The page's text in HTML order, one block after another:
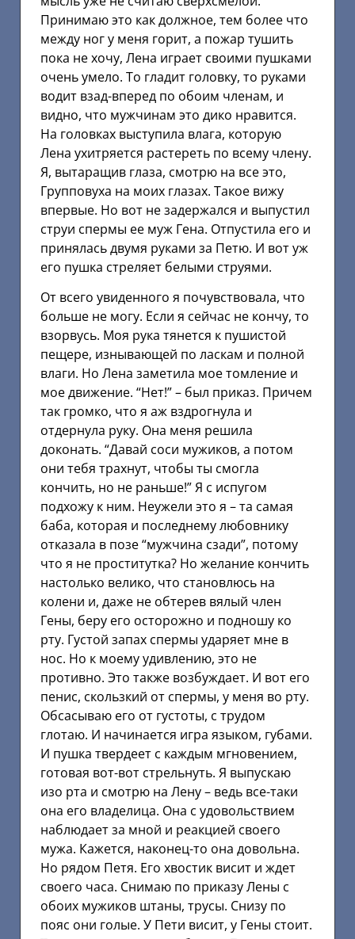
Принимаю это как должное, тем более что
между ног у меня горит, а пожар тушить
пока не хочу, Лена играет своими пушками
очень умело. То гладит головку, то руками
водит взад-вперед по обоим членам, и
видно, что мужчинам это дико нравится.
На головках выступила влага, которую
Лена ухитряется растереть по всему члену.
Я, вытаращив глаза, смотрю на все это,
Групповуха на моих глазах. Такое вижу
впервые. Но вот не задержался и выпустил
струи спермы ее муж Гена. Отпустила его и
принялась двумя руками за Петю. И вот уж
его пушка стреляет белыми струями.
От всего увиденного я почувствовала, что
больше не могу. Если я сейчас не кончу, то
взорвусь. Моя рука тянется к пушистой
пещере, изнывающей по ласкам и полной
влаги. Но Лена заметила мое томление и
мое движение. “Нет!” – был приказ. Причем
так громко, что я аж вздрогнула и
отдернула руку. Она меня решила
доконать. “Давай соси мужиков, а потом
они тебя трахнут, чтобы ты смогла
кончить, но не раньше!” Я с испугом
подхожу к ним. Неужели это я – та самая
баба, которая и последнему любовнику
отказала в позе “мужчина сзади”, потому
что я не проститутка? Но желание кончить
настолько велико, что становлюсь на
колени и, даже не обтерев вялый член
Гены, беру его осторожно и подношу ко
рту. Густой запах спермы ударяет мне в
нос. Но к моему удивлению, это не
противно. Это также возбуждает. И вот его
пенис, скользкий от спермы, у меня во рту.
Обсасываю его от густоты, с трудом
глотаю. И начинается игра языком, губами.
И пушка твердеет с каждым мгновением,
готовая вот-вот стрельнуть. Я выпускаю
изо рта и смотрю на Лену – ведь все-таки
она его владелица. Она с удовольствием
наблюдает за мной и реакцией своего
мужа. Кажется, наконец-то она довольна.
Но рядом Петя. Его хвостик висит и ждет
своего часа. Снимаю по приказу Лены с
обоих мужиков штаны, трусы. Снизу по
пояс они голые. У Пети висит, у Гены стоит.